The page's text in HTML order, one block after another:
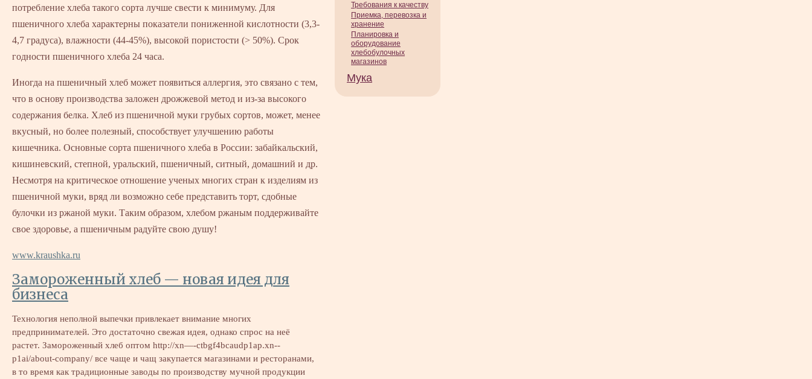
потребление хлеба такого сорта лучше свести к минимуму. Для
пшеничного хлеба характерны показатели пониженной кислотности (3,3-
4,7 градуса), влажности (44-45%), высокой пористости (> 50%). Срок
годности пшеничного хлеба 24 часа.
Иногда на пшеничный хлеб может появиться аллергия, это связано с тем,
что в основу производства заложен дрожжевой метод и из-за высокого
содержания белка. Хлеб из пшеничной муки грубых сортов, может, менее
вкусный, но более полезный, способствует улучшению работы
кишечника. Основные сорта пшеничного хлеба в России: забайкальский,
кишиневский, степной, уральский, пшеничный, ситный, домашний и др.
Несмотря на критическое отношение ученых многих стран к изделиям из
пшеничной муки, вряд ли возможно себе представить торт, сдобные
булочки из ржаной муки. Таким образом, хлебом ржаным поддерживайте
свое здоровье, а пшеничным радуйте свою душу!
www.kraushka.ru
Замороженный хлеб — новая идея для
бизнеса
Технология неполной выпечки привлекает внимание многих
предпринимателей. Это достаточно свежая идея, однако спрос на неё
растет. Замороженный хлеб оптом http://xn—-ctbgf4bcaudp1ap.xn--
p1ai/about-company/ все чаще и чащ закупается магазинами и ресторанами,
в то время как традиционные заводы по производству мучной продукции
Требования к качеству
Приемка, перевозка и
хранение
Планировка и
оборудование
хлебобулочных
магазинов
Мука